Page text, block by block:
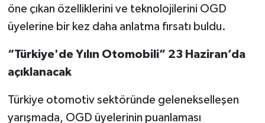
öne çıkan özelliklerini ve teknolojilerini OGD
üyelerine bir kez daha anlatma fırsatı buldu.
“Türkiye'de Yılın Otomobili” 23 Haziran’da
açıklanacak
Türkiye otomotiv sektöründe gelenekselleşen
yarışmada, OGD üyelerinin puanlaması